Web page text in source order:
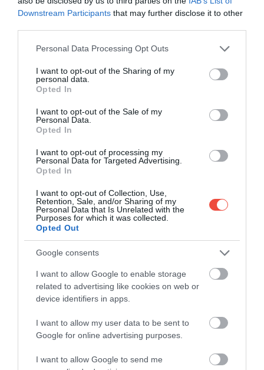
Downstream Participants that may further disclose it to other
Please note that this website/app uses one or more Google
not limited to your visit or usage behaviour. You may click to
grant or deny consent to Google and its third-party tags to
use your data for below specified purposes in below Google
consent section.
Personal Data Processing Opt Outs
I want to opt-out of the Sharing of my
personal data.
Opted In
I want to opt-out of the Sale of my
Personal Data.
Opted In
I want to opt-out of processing my
Personal Data for Targeted Advertising.
Opted In
I want to opt-out of Collection, Use,
Retention, Sale, and/or Sharing of my
Personal Data that Is Unrelated with the
Purposes for which it was collected.
Opted Out
Google consents
I want to allow Google to enable storage
related to advertising like cookies on web or
device identifiers in apps.
I want to allow my user data to be sent to
Google for online advertising purposes.
I want to allow Google to send me
După o alunecare de teren produsă în 2010, podul a
cablurilor de oțel. Stabilitatea sa este asigurată de
șase cabluri principale care îl străbat pe toată
lungimea. O mare parte din reputația lui vine și din
spațiile neobișnuit de mari dintre scânduri. Acestea
au fost lăsate astfel pentru ca
structura să reziste
mai bine la rafalele puternice de vânt,
însă,
pentru cei care îl traversează, tocmai acest detaliu îl
face și mai înfricoșător.Express
căzut de pe pod în râu. După acel episod, autoritățile
au reevaluat starea podului Hussaini, iar în prezent
turiștii pot trece doar dacă poartă vestă de salvare.